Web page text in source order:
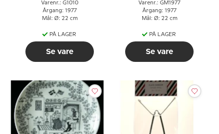
Varenr.: G1010
Årgang: 1977
Mål: Ø: 22 cm
PÅ LAGER
Se vare
Varenr.: GM1977
Årgang: 1977
Mål: Ø: 22 cm
PÅ LAGER
Se vare